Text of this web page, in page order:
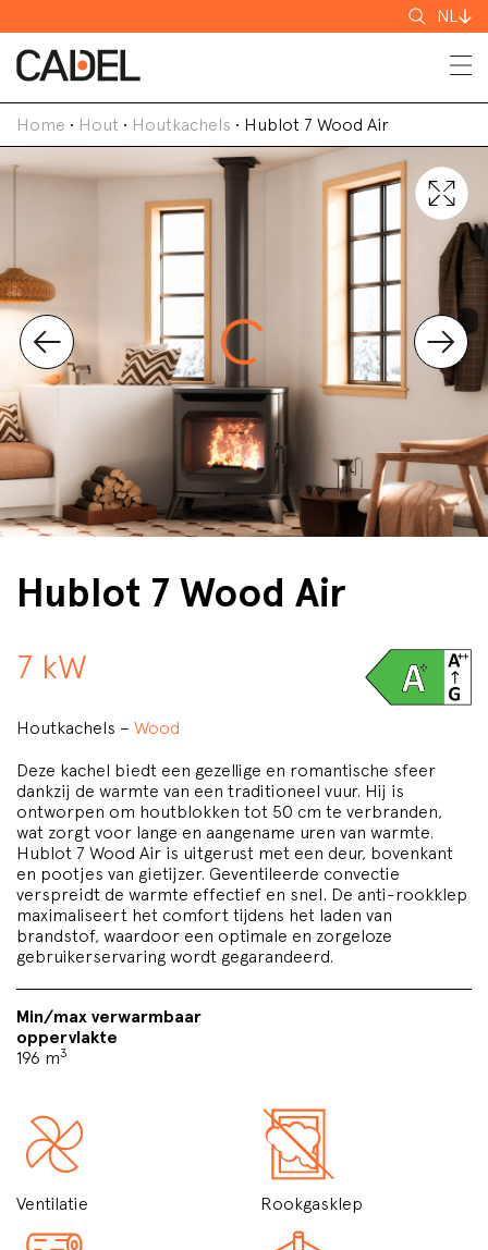
Zoeken
NL
Home • Hout • Houtkachels • Hublot 7 Wood Air
Hublot 7 Wood Air
7 kW
Houtkachels – Wood
Deze kachel biedt een gezellige en romantische sfeer
dankzij de warmte van een traditioneel vuur. Hij is
ontworpen om houtblokken tot 50 cm te verbranden,
wat zorgt voor lange en aangename uren van warmte.
Hublot 7 Wood Air is uitgerust met een deur, bovenkant
en pootjes van gietijzer. Geventileerde convectie
verspreidt de warmte effectief en snel. De anti-rookklep
maximaliseert het comfort tijdens het laden van
brandstof, waardoor een optimale en zorgeloze
gebruikerservaring wordt gegarandeerd.
Min/max verwarmbaar
oppervlakte
196 m3
Ventilatie Rookgasklep